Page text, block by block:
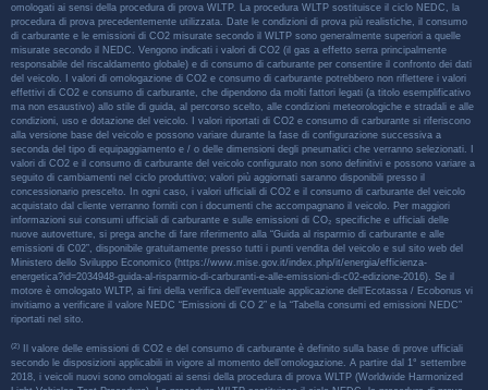
omologati ai sensi della procedura di prova WLTP. La procedura WLTP sostituisce il ciclo NEDC, la
procedura di prova precedentemente utilizzata. Date le condizioni di prova più realistiche, il consumo
di carburante e le emissioni di CO2 misurate secondo il WLTP sono generalmente superiori a quelle
misurate secondo il NEDC. Vengono indicati i valori di CO2 (il gas a effetto serra principalmente
responsabile del riscaldamento globale) e di consumo di carburante per consentire il confronto dei dati
del veicolo. I valori di omologazione di CO2 e consumo di carburante potrebbero non riflettere i valori
effettivi di CO2 e consumo di carburante, che dipendono da molti fattori legati (a titolo esemplificativo
ma non esaustivo) allo stile di guida, al percorso scelto, alle condizioni meteorologiche e stradali e alle
condizioni, uso e dotazione del veicolo. I valori riportati di CO2 e consumo di carburante si riferiscono
alla versione base del veicolo e possono variare durante la fase di configurazione successiva a
seconda del tipo di equipaggiamento e / o delle dimensioni degli pneumatici che verranno selezionati. I
valori di CO2 e il consumo di carburante del veicolo configurato non sono definitivi e possono variare a
seguito di cambiamenti nel ciclo produttivo; valori più aggiornati saranno disponibili presso il
concessionario prescelto. In ogni caso, i valori ufficiali di CO2 e il consumo di carburante del veicolo
acquistato dal cliente verranno forniti con i documenti che accompagnano il veicolo. Per maggiori
informazioni sui consumi ufficiali di carburante e sulle emissioni di CO₂ specifiche e ufficiali delle
nuove autovetture, si prega anche di fare riferimento alla “Guida al risparmio di carburante e alle
emissioni di C02”, disponibile gratuitamente presso tutti i punti vendita del veicolo e sul sito web del
Ministero dello Sviluppo Economico (https://www.mise.gov.it/index.php/it/energia/efficienza-
energetica?id=2034948-guida-al-risparmio-di-carburanti-e-alle-emissioni-di-c02-edizione-2016). Se il
motore è omologato WLTP, ai fini della verifica dell’eventuale applicazione dell’Ecotassa / Ecobonus vi
invitiamo a verificare il valore NEDC “Emissioni di CO 2” e la “Tabella consumi ed emissioni NEDC”
riportati nel sito.
(2)
Il valore delle emissioni di CO2 e del consumo di carburante è definito sulla base di prove ufficiali
secondo le disposizioni applicabili in vigore al momento dell’omologazione. A partire dal 1° settembre
2018, i veicoli nuovi sono omologati ai sensi della procedura di prova WLTP (Worldwide Harmonized